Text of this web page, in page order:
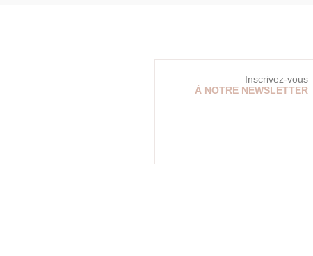
Inscrivez-vous
À NOTRE NEWSLETTER